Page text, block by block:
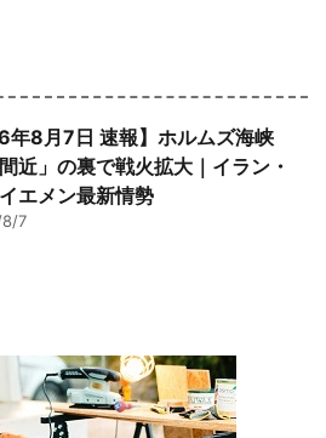
年8月7日 速報】ホルムズ海峡
間近」の裏で戦火拡大｜イラン・
エメン最新情勢
7